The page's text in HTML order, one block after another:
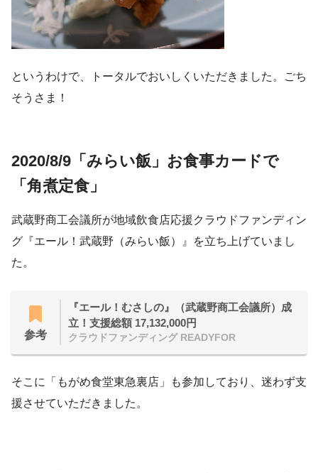
というわけで、トータルでおいしくいただきました。ごち
そうさま！
2020/8/9「みらい飯」お食事カードで
「角煮定食」
武蔵野商工会議所が地域飲食店応援クラウドファンディン
グ『エール！武蔵野（みらい飯）』を立ち上げていまし
た。
参考
『エール！むさしの』（武蔵野商工会議所）成
立！支援総額 17,132,000円
クラウドファンディング READYFOR
そこに「もがめ食堂東急裏店」も参加しており、迷わず支
援させていただきました。